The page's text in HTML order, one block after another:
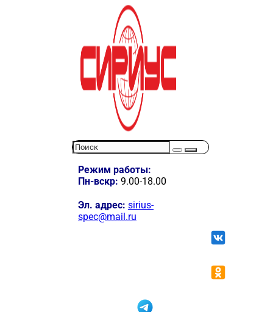
Режим работы:
Пн-вскр: 9.00-18.00
Эл. адрес: sirius-
spec@mail.ru